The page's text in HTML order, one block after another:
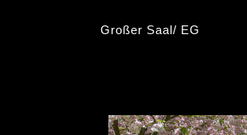
Großer Saal/ EG